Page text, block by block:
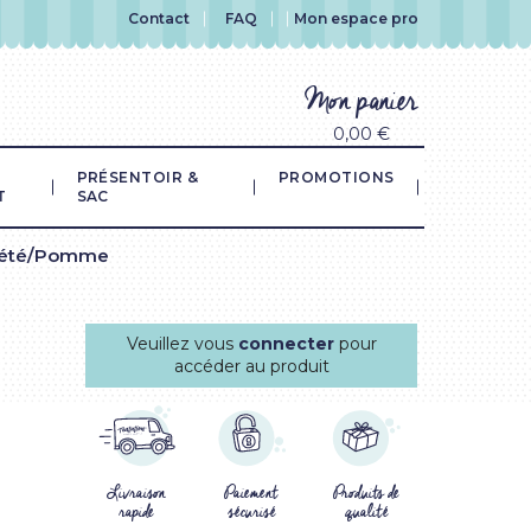
Contact FAQ Mon espace pro
Mon panier
0,00 €
PRÉSENTOIR &
SAC
PROMOTIONS
Pomme
Veuillez vous connecterpour
accéder au produit
Livraison
rapide
Paiement
sécurisé
Produits de
qualité